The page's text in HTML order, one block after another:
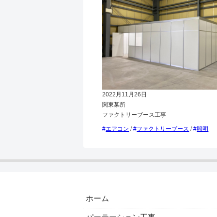
2022月11月26日
関東某所
ファクトリーブース工事
エアコン / ファクトリーブース / 照明
ホーム